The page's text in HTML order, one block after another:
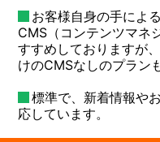
お客様自身の手によ
CMS（コンテンツマネ
すすめしておりますが
けのCMSなしのプラン
標準で、新着情報や
応しています。